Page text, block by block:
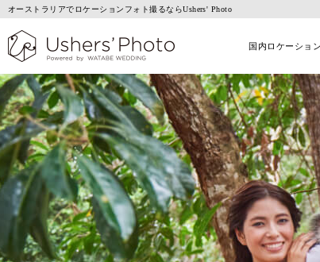
国内ロケーショ
オーストラリアでロケーションフォト撮るならUshers' Photo